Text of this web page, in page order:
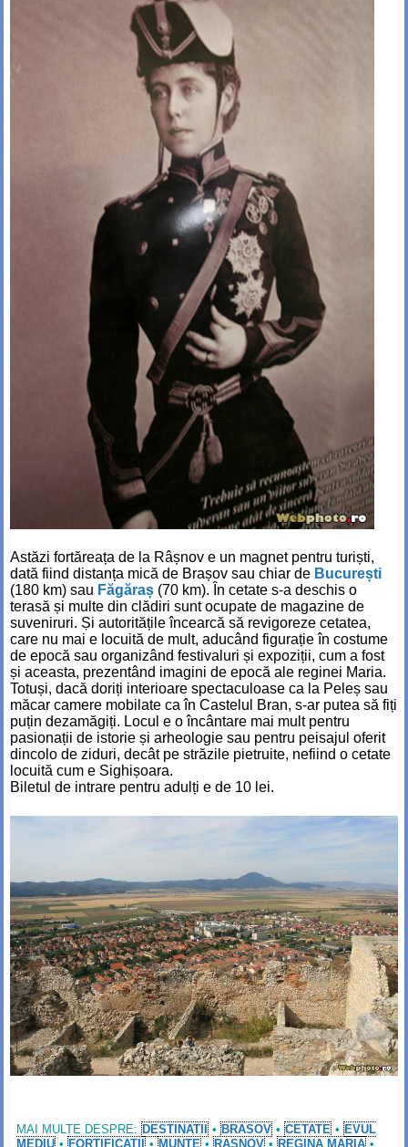
Astăzi fortăreața de la Râșnov e un magnet pentru turiști,
dată fiind distanța mică de Brașov sau chiar de București
(180 km) sau Făgăraș (70 km). În cetate s-a deschis o
terasă și multe din clădiri sunt ocupate de magazine de
suveniruri. Și autoritățile încearcă să revigoreze cetatea,
care nu mai e locuită de mult, aducând figurație în costume
de epocă sau organizând festivaluri și expoziții, cum a fost
și aceasta, prezentând imagini de epocă ale reginei Maria.
Totuși, dacă doriți interioare spectaculoase ca la Peleș sau
măcar camere mobilate ca în Castelul Bran, s-ar putea să fiți
puțin dezamăgiți. Locul e o încântare mai mult pentru
pasionații de istorie și arheologie sau pentru peisajul oferit
dincolo de ziduri, decât pe străzile pietruite, nefiind o cetate
locuită cum e Sighișoara.
Biletul de intrare pentru adulți e de 10 lei.
MAI MULTE DESPRE: DESTINATII • BRASOV • CETATE • EVUL
MEDIU • FORTIFICATII • MUNTE • RASNOV • REGINA MARIA •